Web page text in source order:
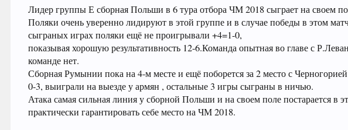
Лидер группы Е сборная Польши в 6 тура отбора ЧМ 2018 сыграет на своем
Поляки очень уверенно лидируют в этой группе и в случае победы в этом
сыграных играх поляки ещё не проигрывали +4=1-0,
показывая хорошую результативность 12-6.Команда опытная во главе с
команде нет.
Сборная Румынии пока на 4-м месте и ещё поборется за 2 место с
0-3, выиграли на выезде у армян , остальные 3 игры сыграны в ничью.
Атака самая сильная линия у сборной Польши и на своем поле постарается в
практически гарантировать себе место на ЧМ 2018.